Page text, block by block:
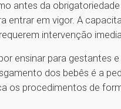
antes da
entrar em vigor. A
intervenção
ensinar para gestantes
dos bebês é a
os procedimentos de